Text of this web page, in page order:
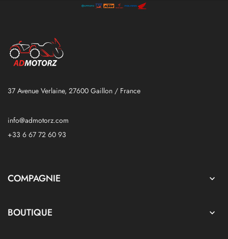
37 Avenue Verlaine, 27600 Gaillon / France
info@admotorz.com
+33 6 67 72 60 93
COMPAGNIE 
BOUTIQUE 